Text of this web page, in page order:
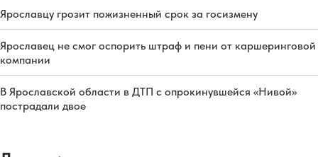
Ярославцу грозит пожизненный срок за госизмену
Ярославец не смог оспорить штраф и пени от каршеринговой
компании
В Ярославской области в ДТП с опрокинувшейся «Нивой»
пострадали двое